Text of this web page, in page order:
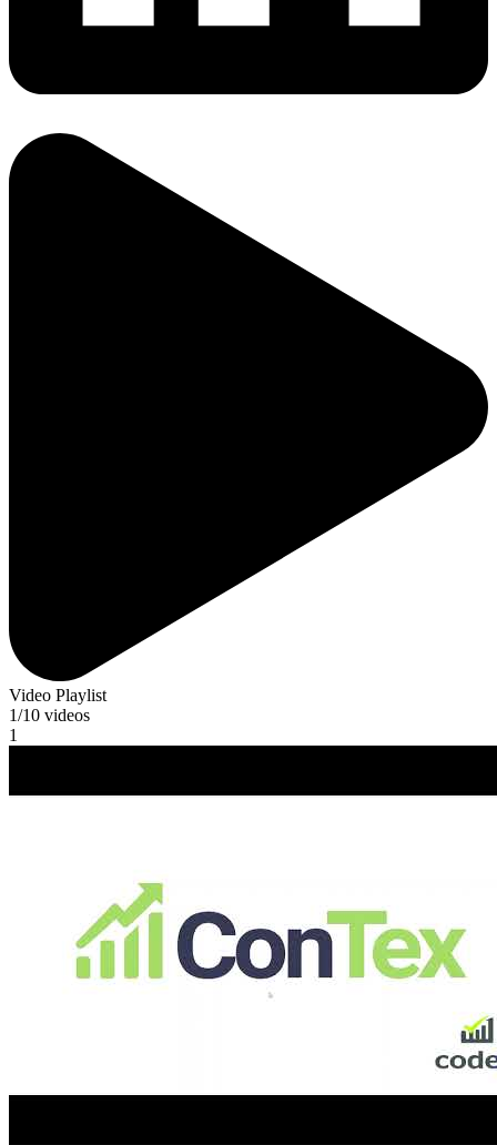
Video Playlist
1/10 videos
1